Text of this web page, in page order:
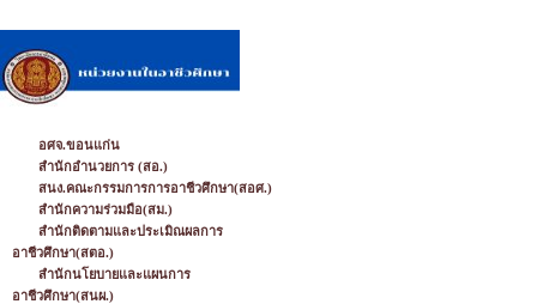
อศจ.ขอนแก่น
สำนักอำนวยการ (สอ.)
สนง.คณะกรรมการการอาชีวศึกษา(สอศ.)
สำนักความร่วมมือ(สม.)
สำนักติดตามและประเมิณผลการ
อาชีวศึกษา(สตอ.)
สำนักนโยบายและแผนการ
อาชีวศึกษา(สนผ.)